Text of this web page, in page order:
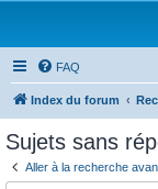
FAQ
Index du forum
Sujets sans
Aller à la recherche